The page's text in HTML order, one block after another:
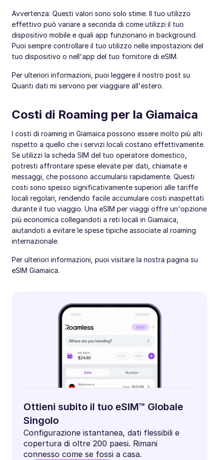
Avvertenza: Questi valori sono solo stime. Il tuo utilizzo
effettivo può variare a seconda di come utilizzi il tuo
dispositivo mobile e quali app funzionano in background.
Puoi sempre controllare il tuo utilizzo nelle impostazioni del
tuo dispositivo o nell'app del tuo fornitore di eSIM.
Per ulteriori informazioni, puoi leggere il nostro post su
Quanti dati mi servono per viaggiare all'estero.
Costi di Roaming per la Giamaica
I costi di roaming in Giamaica possono essere molto più alti
rispetto a quello che i servizi locali costano effettivamente.
Se utilizzi la scheda SIM del tuo operatore domestico,
potresti affrontare spese elevate per dati, chiamate e
messaggi, che possono accumularsi rapidamente. Questi
costi sono spesso significativamente superiori alle tariffe
locali regolari, rendendo facile accumulare costi inaspettati
durante il tuo viaggio. Una eSIM per viaggi offre un'opzione
più economica collegandoti a reti locali in Giamaica,
aiutandoti a evitare le spese tipiche associate al roaming
internazionale.
Per ulteriori informazioni, puoi visitare la nostra pagina su
eSIM Giamaica.
Ottieni subito il tuo eSIM™ Globale
Singolo
Configurazione istantanea, dati flessibili e
copertura di oltre 200 paesi. Rimani
connesso come se fossi a casa.